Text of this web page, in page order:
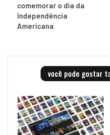
comemorar o dia da
Independência
Americana
você pode gostar